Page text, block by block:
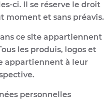
ci. Il se réserve le droit
moment et sans préavis.
ce site appartiennent
les produis, logos et
appartiennent à leur
personnelles